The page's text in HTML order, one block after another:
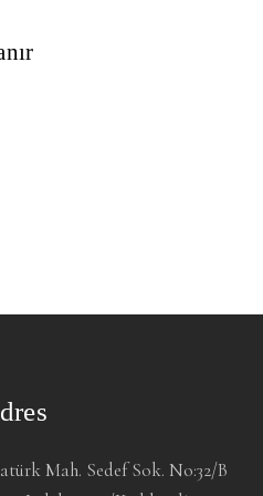
Mah. Sedef Sok. No:32/B